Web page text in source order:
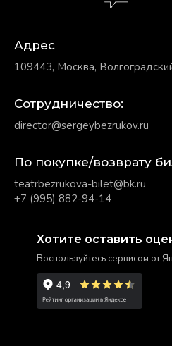
Адрес
109443, Москва,
Сотрудничество:
director@sergeybezrukov.ru
По покупке/возврату
teatrbezrukova-bilet@bk.ru
+7 (995) 882-94-14
Хотите оставить
Воспользуйтесь сервисом от